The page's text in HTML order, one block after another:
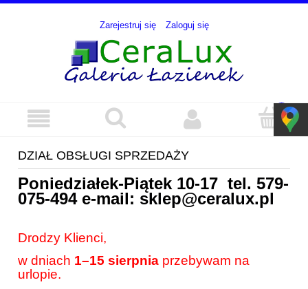
Zarejestruj się Zaloguj się
DZIAŁ OBSŁUGI SPRZEDAŻY
Poniedziałek-Piątek 10-17 tel. 579-
075-494e-mail: sklep@ceralux.pl
Drodzy Klienci,
w dniach 1–15 sierpnia przebywam na
urlopie.